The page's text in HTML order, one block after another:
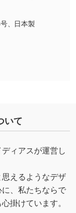
キャラク
ータは切
／塗り足
ドを生成
ています。
、日本製
いて
ィアスが運営し
えるようなデザ
、私たちならで
掛けています。